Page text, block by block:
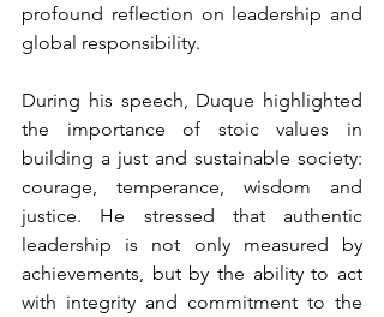
profound reflection on leadership and
global responsibility.
During his speech, Duque highlighted
the importance of stoic values in
building a just and sustainable society:
courage, temperance, wisdom and
justice. He stressed that authentic
leadership is not only measured by
achievements, but by the ability to act
with integrity and commitment to the